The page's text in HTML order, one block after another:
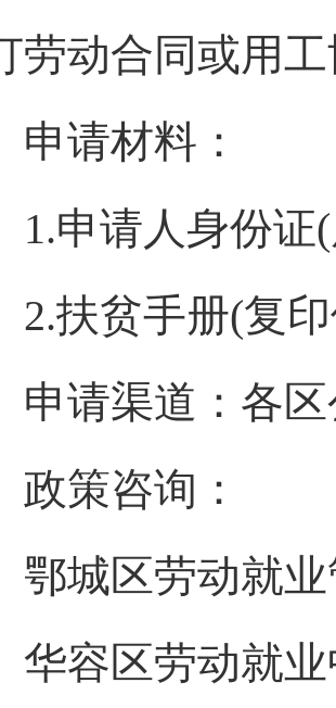
劳动合同或用
请材料：
请人身份证(
贫手册(复印
渠道：各区
策咨询：
区劳动就业
区劳动就业